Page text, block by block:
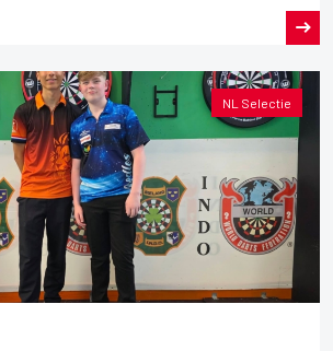
NL Selectie